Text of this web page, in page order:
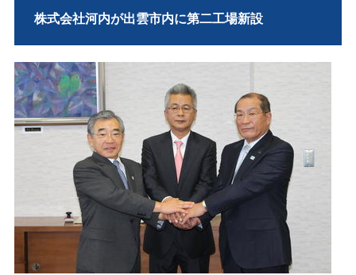
株式会社河内が出雲市内に第二工場新設